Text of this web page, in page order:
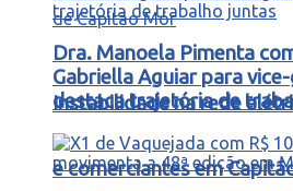
Instabilidade na rede
e comerciantes em
Dra. Manoela Pimenta
Gabriella Aguiar para
destaca trajetória de